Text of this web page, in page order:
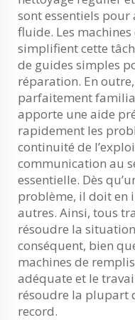
sont essentiels
fluide. Les
simplifient cette
de guides simples
réparation. En
parfaitement
apporte une aide
rapidement les
continuité de
communication au
essentielle. Dès
problème, il doit en
autres. Ainsi, tous
résoudre la
conséquent, bien
machines de
adéquate et le
résoudre la plupart
record.